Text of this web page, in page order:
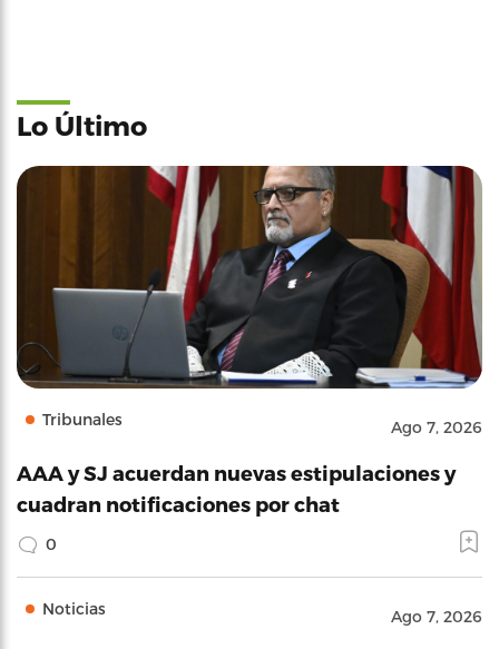
Lo Último
Tribunales Ago 7, 2026
AAA y SJ acuerdan nuevas estipulaciones y
cuadran notificaciones por chat
0
Noticias Ago 7, 2026